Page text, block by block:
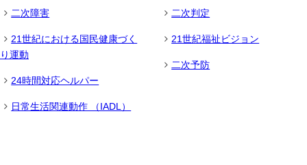
二次障害
21世紀における国民健康づく
り運動
24時間対応ヘルパー
日常生活関連動作 （IADL）
二次判定
21世紀福祉ビジョン
二次予防